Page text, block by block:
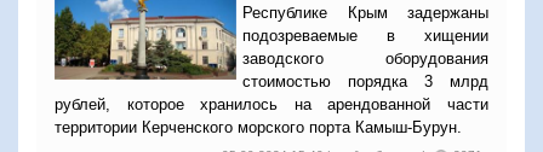
Республике Крым задержаны
подозреваемые в хищении
заводского оборудования
стоимостью порядка 3 млрд
рублей, которое хранилось на арендованной части
территории Керченского морского порта Камыш-Бурун.